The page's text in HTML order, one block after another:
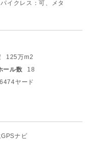
イクレス：可、メタ
125万m2
ール数
18
6474ヤード
GPSナビ